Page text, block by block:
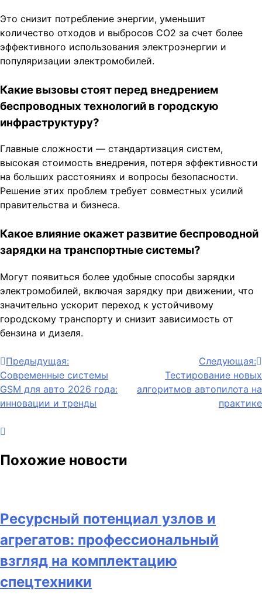
Это снизит потребление энергии, уменьшит
количество отходов и выбросов СО2 за счет более
эффективного использования электроэнергии и
популяризации электромобилей.
Какие вызовы стоят перед внедрением
беспроводных технологий в городскую
инфраструктуру?
Главные сложности — стандартизация систем,
высокая стоимость внедрения, потеря эффективности
на больших расстояниях и вопросы безопасности.
Решение этих проблем требует совместных усилий
правительства и бизнеса.
Какое влияние окажет развитие беспроводной
зарядки на транспортные системы?
Могут появиться более удобные способы зарядки
электромобилей, включая зарядку при движении, что
значительно ускорит переход к устойчивому
городскому транспорту и снизит зависимость от
бензина и дизеля.
Навигация
по
записям
Предыдущая:
Современные системы
GSM для авто 2026 года:
инновации и тренды
Следующая:
Тестирование новых
алгоритмов автопилота на
практике
Похожие новости
Ресурсный потенциал узлов и
агрегатов: профессиональный
взгляд на комплектацию
спецтехники